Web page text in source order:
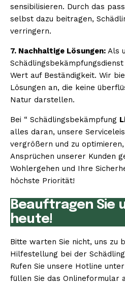
sensibilisieren. Durch das
selbst dazu beitragen,
verringern.
7. Nachhaltige Lösungen: Als
Wert auf Beständigkeit. Wir
Lösungen an, die keine
Natur darstellen.
Bei “ Schädlingsbekämpfung
alles daran, unsere
vergrößern und zu
Ansprüchen unserer Kunden
Wohlergehen und Ihre
höchste Priorität!
Beauftragen Sie
heute!
Bitte warten Sie nicht, uns zu
Hilfestellung bei der
Rufen Sie unsere Hotline
füllen Sie das Onlineformular